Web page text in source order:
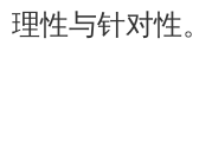
理性与针对性。